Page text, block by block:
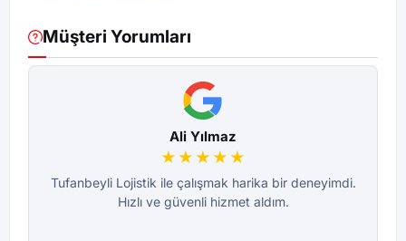
Müşteri Yorumları
Ali Yılmaz
★★★★★
Tufanbeyli Lojistik ile çalışmak harika bir deneyimdi.
Hızlı ve güvenli hizmet aldım.